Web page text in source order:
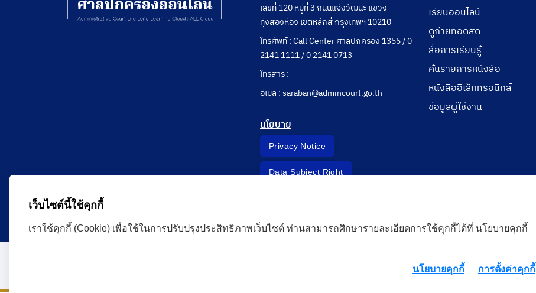
เลขที่ 120 หมู่ที่ 3 ถนนแจ้งวัฒนะ แขวง
ทุ่งสองห้อง เขตหลักสี่ กรุงเทพฯ 10210
โทรศัพท์ : Call Center ศาลปกครอง 1355 / 0
2141 1111 / 0 2141 0713
โทรสาร :
อีเมล : saraban@admincourt.go.th
นโยบาย
Privacy Notice
Data Subject Right
เรียนออนไลน์
ดูถ่ายทอดสด
สื่อการเรียนรู้
ค้นรายการหนังสือ
หนังสืออิเล็กทรอนิกส์
ข้อมูลผู้ใช้งาน
เว็บไซต์นี้ใช้คุกกี้
เราใช้คุกกี้ (Cookie) เพื่อใช้ในการปรับปรุงประสิทธิภาพเว็บไซต์ ท่านสามารถศึกษารายละเอียดการใช้คุกกี้ได้ที่ นโยบายคุกกี้
นโยบายคุกกี้ การตั้งค่าคุกกี้